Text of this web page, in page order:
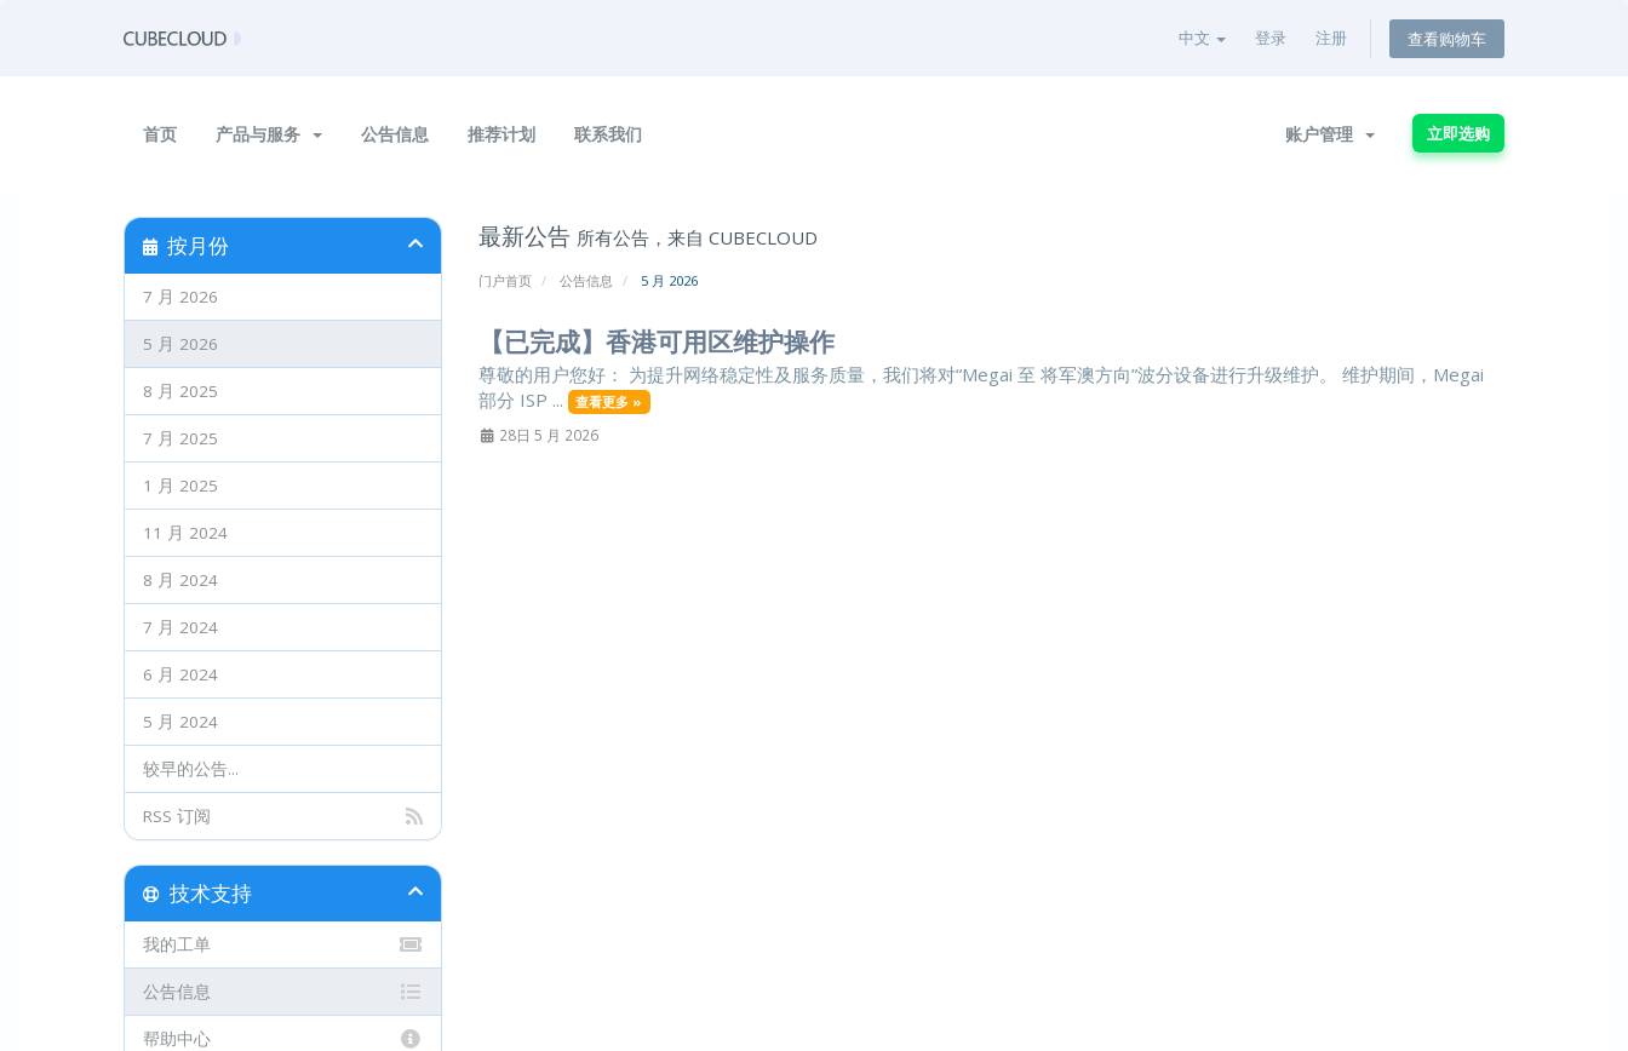
中文 登录 注册 查看购物车
首页 产品与服务 公告信息 推荐计划 联系我们 账户管理 立即选购
最新公告 所有公告，来自 CUBECLOUD
门户首页 公告信息 5 月 2026
按月份
7 月 2026
5 月 2026
8 月 2025
7 月 2025
1 月 2025
11 月 2024
8 月 2024
7 月 2024
6 月 2024
5 月 2024
较早的公告...
RSS 订阅
【已完成】香港可用区维护操作
尊敬的用户您好： 为提升网络稳定性及服务质量，我们将对“Megai 至 将军澳方向”波分设备进行升级维护。 维护期间，Megai
部分 ISP ...
查看更多 »
28日 5 月 2026
技术支持
我的工单
公告信息
帮助中心